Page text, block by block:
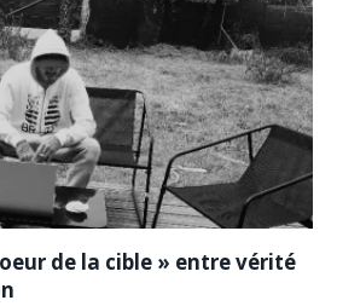
de la cible » entre vérité